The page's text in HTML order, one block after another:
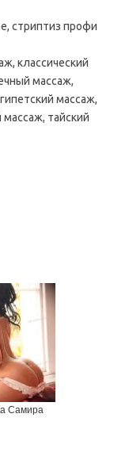
стриптиз профи
классический
массаж,
массаж,
массаж, тайский
Самира